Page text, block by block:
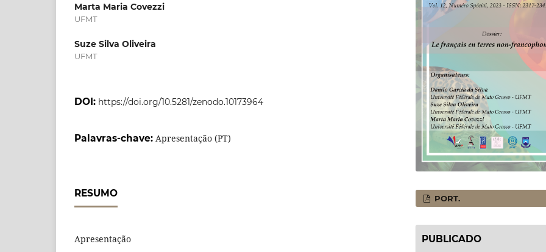
Marta Maria Covezzi
UFMT
Suze Silva Oliveira
UFMT
DOI: https://doi.org/10.5281/zenodo.10173964
Palavras-chave: Apresentação (PT)
RESUMO
Apresentação
PORT.
PUBLICADO